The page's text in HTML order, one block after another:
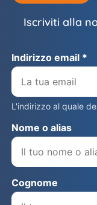
Iscriviti alla
Indirizzo email *
L'indirizzo al quale
Nome o alias
Cognome